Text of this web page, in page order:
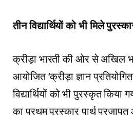
तीन विद्यार्थियों को भी मिले
क्रीड़ा भारती की ओर से अखिल
आयोजित ‘क्रीड़ा ज्ञान
विद्यार्थियों को भी पुरस्कृत
का प्रथम पुरस्कार पार्थ